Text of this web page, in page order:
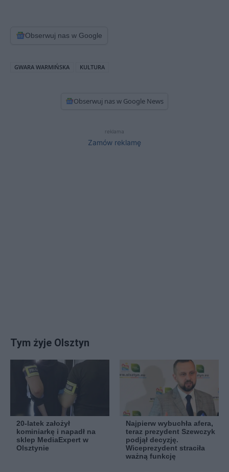
Obserwuj nas w Google
GWARA WARMIŃSKA KULTURA
Obserwuj nas w Google News
reklama
Zamów reklamę
Tym żyje Olsztyn
20-latek założył
kominiarkę i napadł na
sklep MediaExpert w
Olsztynie
Najpierw wybuchła afera,
teraz prezydent Szewczyk
podjął decyzję.
Wiceprezydent straciła
ważną funkcję